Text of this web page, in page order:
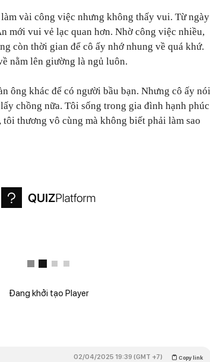
vài công việc nhưng không thấy vui. Từ ngày
mới vui vẻ lạc quan hơn. Nhờ công việc nhiều,
còn thời gian để cô ấy nhớ nhung về quá khứ.
nằm lên giường là ngủ luôn.
ông khác để có người bầu bạn. Nhưng cô ấy nói
chồng nữa. Tôi sống trong gia đình hạnh phúc
thương vô cùng mà không biết phải làm sao
Đang khởi tạo Player
Copy link
02/04/2025 19:39 (GMT +7)